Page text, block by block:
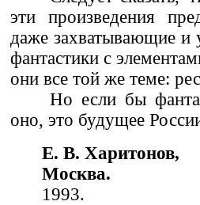
эти произведения
даже захватывающие и
фантастики с
они все той же теме:
Но если бы
оно, это будущее
Е. В. Харитонов,
Москва.
1993.